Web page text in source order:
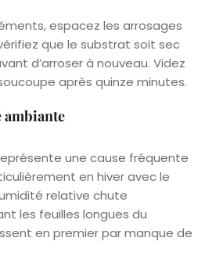
espacez les arrosages
que le substrat soit sec
d’arroser à nouveau. Videz
après quinze minutes.
ambiante
une cause fréquente
en hiver avec le
relative chute
les feuilles longues du
en premier par manque de